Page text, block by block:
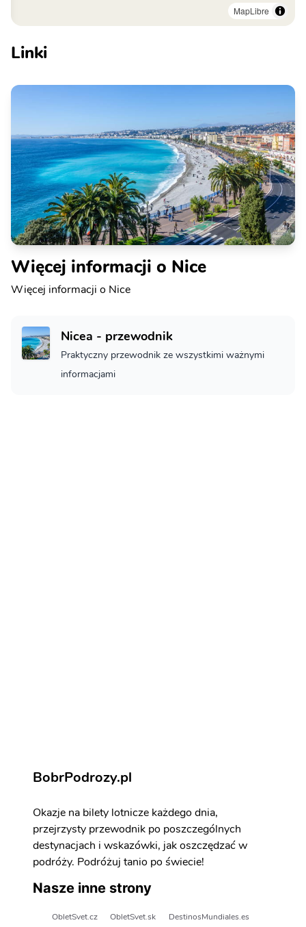
MapLibre
Linki
Więcej informacji o Nice
Więcej informacji o Nice
Nicea - przewodnik
Praktyczny przewodnik ze wszystkimi ważnymi
informacjami
BobrPodrozy.pl
Okazje na bilety lotnicze każdego dnia,
przejrzysty przewodnik po poszczególnych
destynacjach i wskazówki, jak oszczędzać w
podróży. Podróżuj tanio po świecie!
Nasze inne strony
ObletSvet.cz ObletSvet.sk DestinosMundiales.es